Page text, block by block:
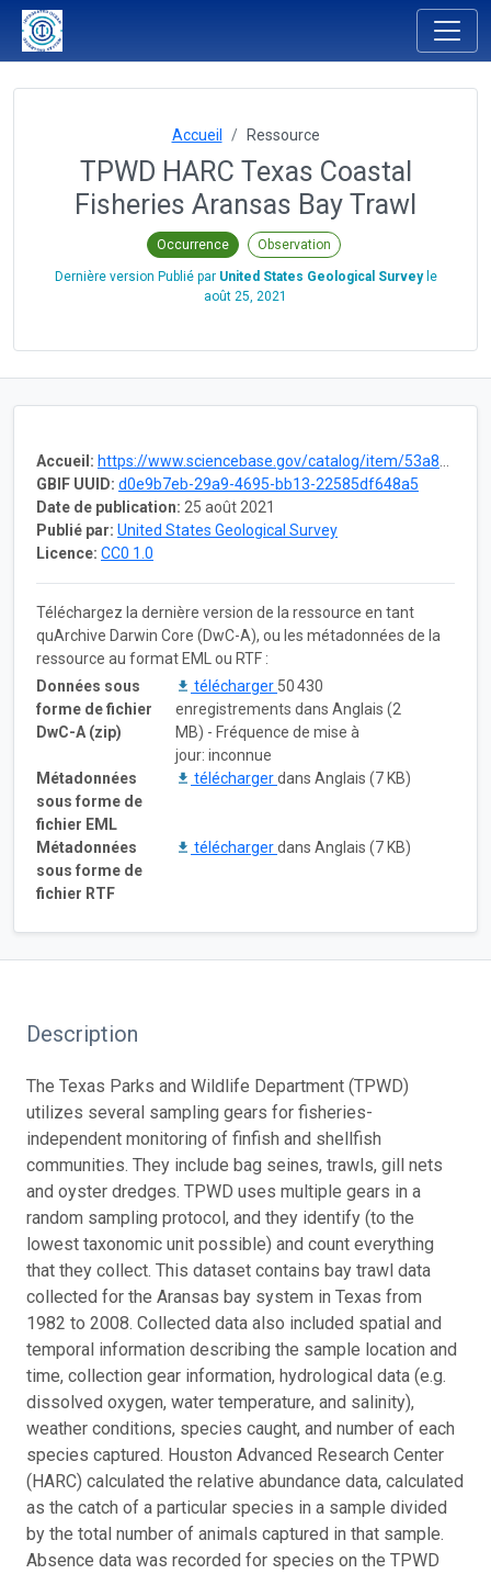
Accueil Ressource
TPWD HARC Texas Coastal
Fisheries Aransas Bay Trawl
Occurrence Observation
Dernière version Publié par United States Geological Surveyle
août 25, 2021
Accueil: https://www.sciencebase.gov/catalog/item/53a88a2de4b075096c60d019
GBIF UUID: d0e9b7eb-29a9-4695-bb13-22585df648a5
Date de publication: 25 août 2021
Publié par: United States Geological Survey
Licence: CC0 1.0
Téléchargez la dernière version de la ressource en tant
quArchive Darwin Core (DwC-A), ou les métadonnées de la
ressource au format EML ou RTF :
Données sous
forme de fichier
DwC-A (zip)
télécharger 50 430
enregistrements dans Anglais (2
MB) - Fréquence de mise à
jour: inconnue
Métadonnées
sous forme de
fichier EML
téléchargerdans Anglais (7 KB)
Métadonnées
sous forme de
fichier RTF
téléchargerdans Anglais (7 KB)
Description
The Texas Parks and Wildlife Department (TPWD)
utilizes several sampling gears for fisheries-
independent monitoring of finfish and shellfish
communities. They include bag seines, trawls, gill nets
and oyster dredges. TPWD uses multiple gears in a
random sampling protocol, and they identify (to the
lowest taxonomic unit possible) and count everything
that they collect. This dataset contains bay trawl data
collected for the Aransas bay system in Texas from
1982 to 2008. Collected data also included spatial and
temporal information describing the sample location and
time, collection gear information, hydrological data (e.g.
dissolved oxygen, water temperature, and salinity),
weather conditions, species caught, and number of each
species captured. Houston Advanced Research Center
(HARC) calculated the relative abundance data, calculated
as the catch of a particular species in a sample divided
by the total number of animals captured in that sample.
Absence data was recorded for species on the TPWD